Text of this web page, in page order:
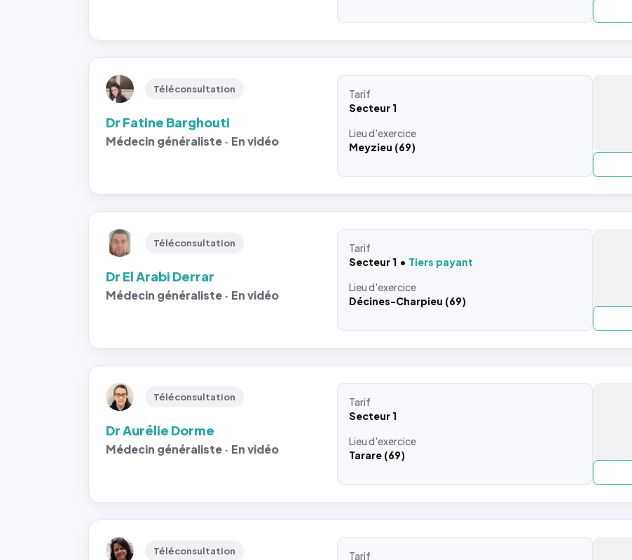
Téléconsultation
Dr Fatine Barghouti
Médecin généraliste · En vidéo
Tarif
Secteur 1
Lieud'exercice
Meyzieu (69)
Téléconsultation
Dr El Arabi Derrar
Médecin généraliste · En vidéo
Tarif
Secteur 1
Tiers payant
Lieud'exercice
Décines-Charpieu (69)
Téléconsultation
Dr Aurélie Dorme
Médecin généraliste · En vidéo
Tarif
Secteur 1
Lieud'exercice
Tarare (69)
Téléconsultation
Tarif